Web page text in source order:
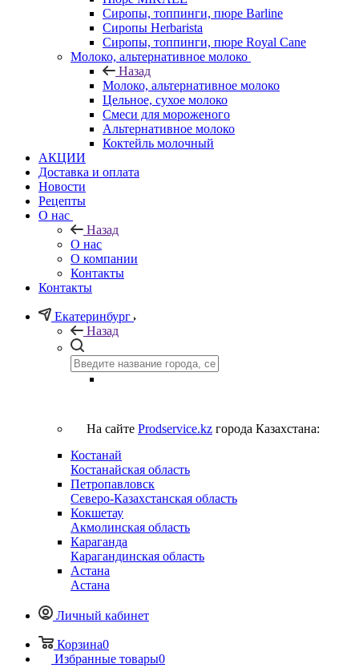
Сиропы, топпинги, пюре Barline
Сиропы Herbarista
Сиропы, топпинги, пюре Royal Cane
Молоко, альтернативное молоко
Назад
Молоко, альтернативное молоко
Цельное, сухое молоко
Смеси для мороженого
Альтернативное молоко
Коктейль молочный
АКЦИИ
Доставка и оплата
Новости
Рецепты
О нас
Назад
О нас
О компании
Контакты
Контакты
Екатеринбург
Назад
На сайте Prodservice.kz города Казахстана:
Костанай
Костанайская область
Петропавловск
Северо-Казахстанская область
Кокшетау
Акмолинская область
Караганда
Карагандинская область
Астана
Астана
Личный кабинет
Корзина0
Избранные товары0